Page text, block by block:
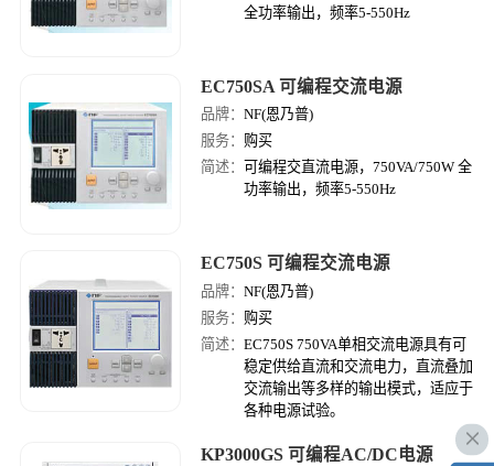
全功率输出，频率5-550Hz
EC750SA 可编程交流电源
品牌：NF(恩乃普)
服务： 购买
简述：
可编程交直流电源，750VA/750W 全
功率输出，频率5-550Hz
EC750S 可编程交流电源
品牌：NF(恩乃普)
服务： 购买
简述：EC750S 750VA单相交流电源具有可
稳定供给直流和交流电力，直流叠加
交流输出等多样的输出模式，适应于
各种电源试验。
KP3000GS 可编程AC/DC电源